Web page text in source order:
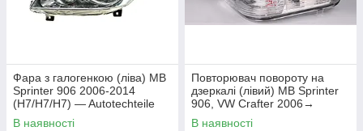
Фара з галогенкою (ліва) MB
Sprinter 906 2006-2014
(H7/H7/H7) — Autotechteile
(Німеччина) — 100 8293
В наявності
Повторювач повороту на
дзеркалі (лівий) MB Sprinter
906, VW Crafter 2006→
Autotechteile — 100 8227
В наявності